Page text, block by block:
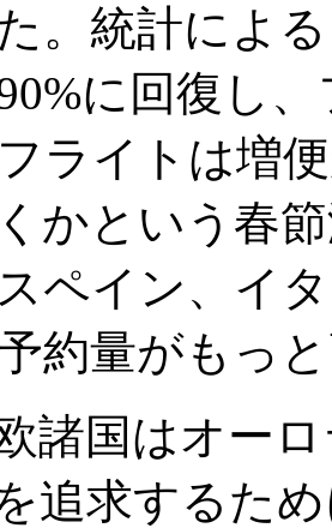
。統計によ
に回復し
ライトは増
かという春
ペイン、イ
約量がもっ
諸国はオー
追求するた